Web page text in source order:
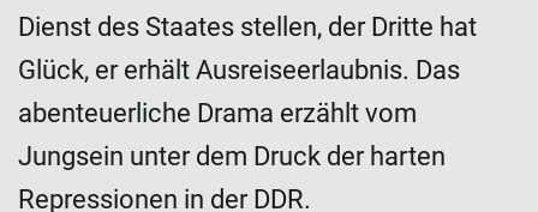
Dienst des Staates stellen, der Dritte hat
Glück, er erhält Ausreiseerlaubnis. Das
abenteuerliche Drama erzählt vom
Jungsein unter dem Druck der harten
Repressionen in der DDR.